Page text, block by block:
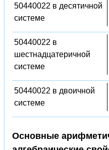
50440022 в десятичной
системе
50440022 в
шестнадцатеричной
системе
50440022 в двоичной
системе
Основные